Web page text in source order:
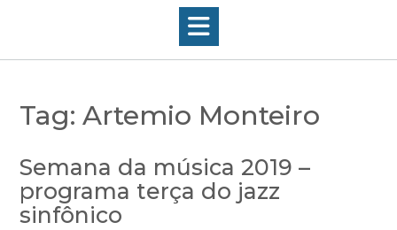
Tag: Artemio Monteiro
Semana da música 2019 –
programa terça do jazz
sinfônico